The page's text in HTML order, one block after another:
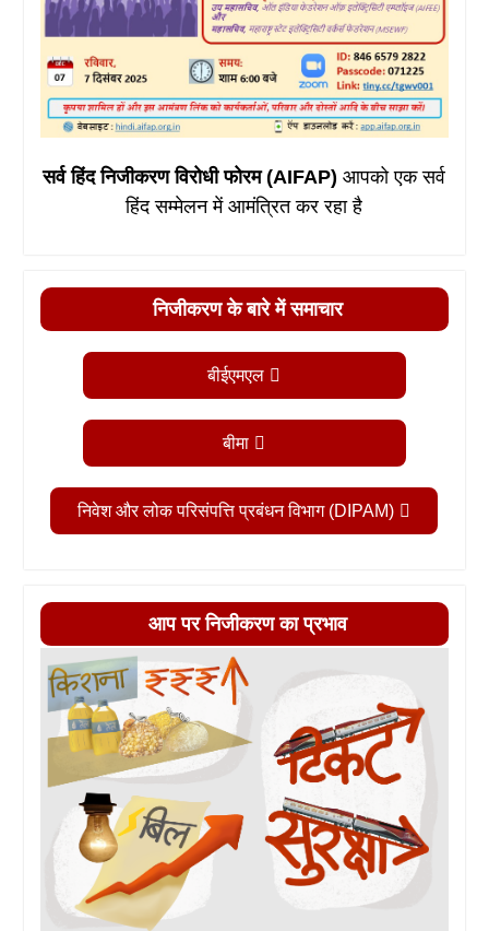
सर्व हिंद निजीकरण विरोधी फोरम (AIFAP)आपको एक सर्व
हिंद सम्मेलन में आमंत्रित कर रहा है
निजीकरण के बारे में समाचार
बीईएमएल
बीमा
निवेश और लोक परिसंपत्ति प्रबंधन विभाग (DIPAM)
आप पर निजीकरण का प्रभाव